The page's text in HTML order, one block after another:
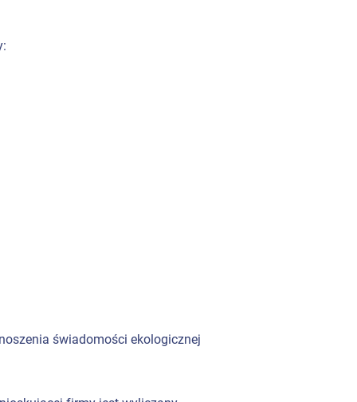
świadomości ekologicznej